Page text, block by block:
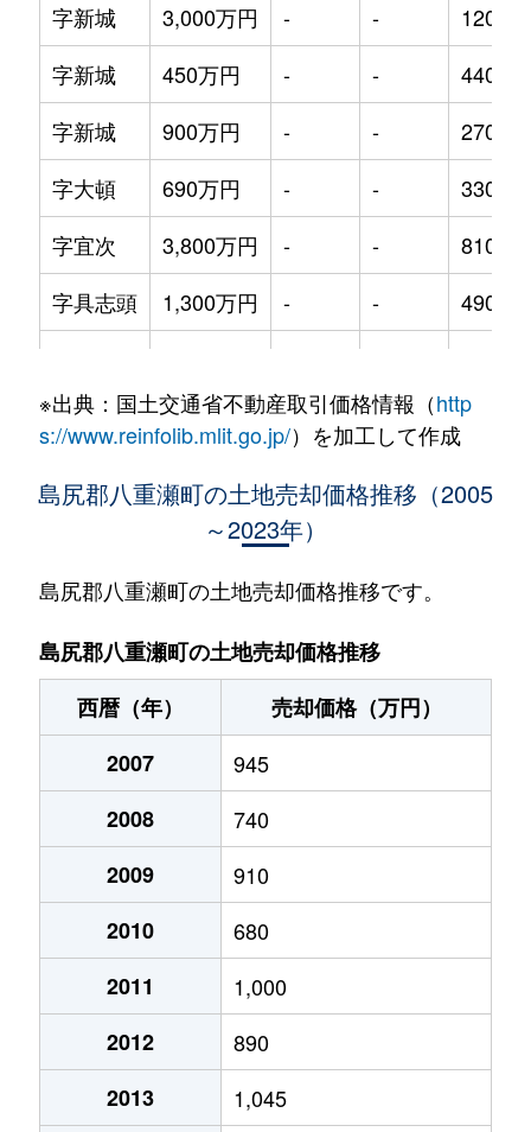
字新城
3,000万円 - -
字新城
450万円 - -
440m²
字新城
900万円 - -
270m²
字大頓
690万円 - -
330m²
字宜次
3,800万円 - -
810m²
字具志頭
1,300万円 - -
490m²
字東風平
3,400万円 - -
270m²
1,000万円 -
字玻名城
530万円 - -
字港川
620万円 - -
字世名城
750万円 - -
※出典：国土交通省不動産取引価格情報（http
s://www.reinfolib.mlit.go.jp/）を加工して作成
島尻郡八重瀬町の土地売却価格推移（2005
～2023年）
島尻郡八重瀬町の土地売却価格推移です。
島尻郡八重瀬町の土地売却価格推移
西暦（年）
売却価格（万円）
2007
945
2008
740
2009
910
2010
680
2011
1,000
2012
890
2013
1,045